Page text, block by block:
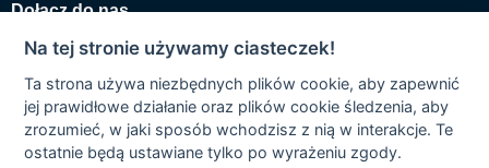
Dołącz do nas
Na tej stronie używamy ciasteczek!
Ta strona używa niezbędnych plików cookie, aby zapewnić
jej prawidłowe działanie oraz plików cookie śledzenia, aby
zrozumieć, w jaki sposób wchodzisz z nią w interakcje. Te
ostatnie będą ustawiane tylko po wyrażeniu zgody.